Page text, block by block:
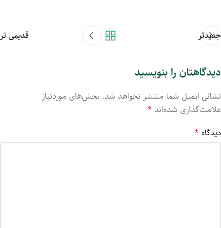
جدیدتر قدیمی تر
دیدگاهتان را بنویسید
نشانی ایمیل شما منتشر نخواهد شد. بخش‌های موردنیاز
علامت‌گذاری شده‌اند *
دیدگاه *